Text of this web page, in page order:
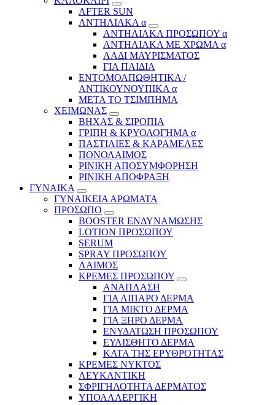
AFTER SUN
ΑΝΤΗΛΙΑΚΑ α
ΑΝΤΗΛΙΑΚΑ ΠΡΟΣΩΠΟΥ α
ΑΝΤΗΛΙΑΚΑ ΜΕ ΧΡΩΜΑ α
ΛΑΔΙ ΜΑΥΡΙΣΜΑΤΟΣ
ΓΙΑ ΠΑΙΔΙΑ
ΕΝΤΟΜΟΑΠΩΘΗΤΙΚΑ /
ΑΝΤΙΚΟΥΝΟΥΠΙΚΑ α
ΜΕΤΑ ΤΟ ΤΣΙΜΠΗΜΑ
ΧΕΙΜΩΝΑΣ
ΒΗΧΑΣ & ΣΙΡΟΠΙΑ
ΓΡΙΠΗ & ΚΡΥΟΛΟΓΗΜΑ α
ΠΑΣΤΙΛΙΕΣ & ΚΑΡΑΜΕΛΕΣ
ΠΟΝΟΛΑΙΜΟΣ
ΡΙΝΙΚΗ ΑΠΟΣΥΜΦΟΡΗΣΗ
ΡΙΝΙΚΗ ΑΠΟΦΡΑΞΗ
ΓΥΝΑΙΚΑ
ΓΥΝΑΙΚΕΙΑ ΑΡΩΜΑΤΑ
ΠΡΟΣΩΠΟ
BOOSTER ΕΝΔΥΝΑΜΩΣΗΣ
LOTION ΠΡΟΣΩΠΟΥ
SERUM
SPRAY ΠΡΟΣΩΠΟΥ
ΛΑΙΜΟΣ
ΚΡΕΜΕΣ ΠΡΟΣΩΠΟΥ
ΑΝΑΠΛΑΣΗ
ΓΙΑ ΛΙΠΑΡΟ ΔΕΡΜΑ
ΓΙΑ ΜΙΚΤΟ ΔΕΡΜΑ
ΓΙΑ ΞΗΡΟ ΔΕΡΜΑ
ΕΝΥΔΑΤΩΣΗ ΠΡΟΣΩΠΟΥ
ΕΥΑΙΣΘΗΤΟ ΔΕΡΜΑ
ΚΑΤΑ ΤΗΣ ΕΡΥΘΡΟΤΗΤΑΣ
ΚΡΕΜΕΣ ΝΥΚΤΟΣ
ΛΕΥΚΑΝΤΙΚΗ
ΣΦΡΙΓΗΛΟΤΗΤΑ ΔΕΡΜΑΤΟΣ
ΥΠΟΑΛΛΕΡΓΙΚΗ